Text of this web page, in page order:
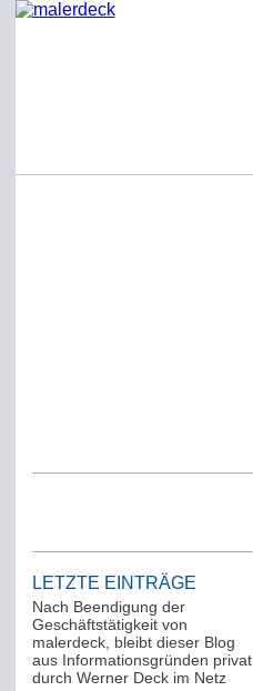
LETZTE EINTRÄGE
Nach Beendigung der
Geschäftstätigkeit von
malerdeck, bleibt dieser Blog
aus Informationsgründen privat
durch Werner Deck im Netz